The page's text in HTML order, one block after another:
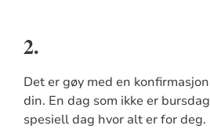
2.
Det er gøy med en
din. En dag som ikke er
spesiell dag hvor alt er for deg.